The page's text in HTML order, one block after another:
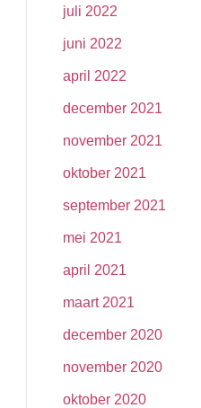
juli 2022
juni 2022
april 2022
december 2021
november 2021
oktober 2021
september 2021
mei 2021
april 2021
maart 2021
december 2020
november 2020
oktober 2020